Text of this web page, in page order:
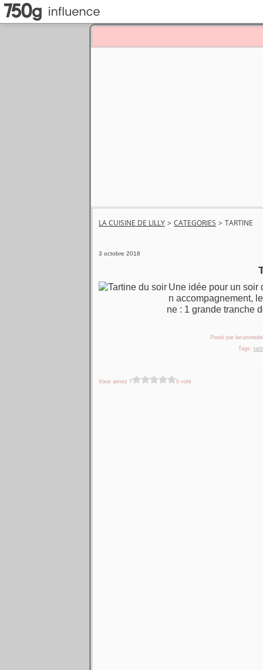
LA CUISINE DE LILLY > CATEGORIES > TARTINE
3 octobre 2018
Une idée pour un soir
n accompagnement,
ne : 1 grande tranche
Posté par
Tags:
Vous aimez ? 0 vote